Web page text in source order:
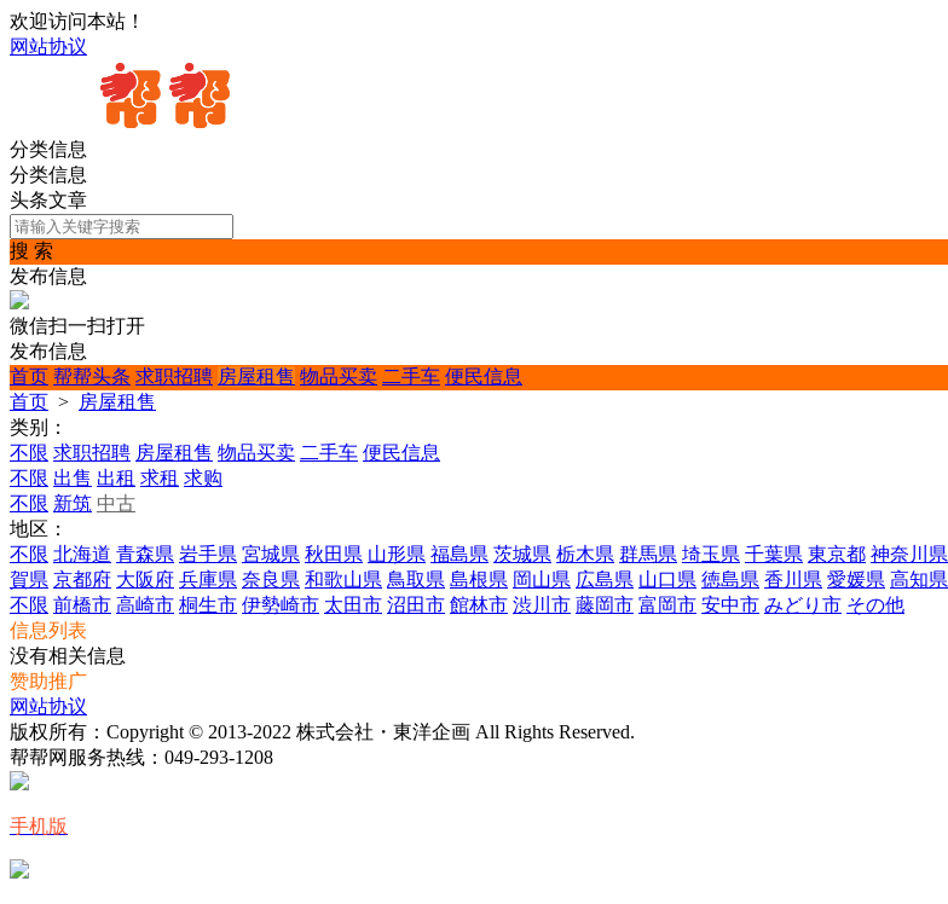
欢迎访问本站！
网站协议
分类信息
分类信息
头条文章
搜 索
发布信息
微信扫一扫打开
发布信息
首页 帮帮头条 求职招聘 房屋租售 物品买卖 二手车 便民信息
首页 > 房屋租售
类别：
不限 求职招聘 房屋租售 物品买卖 二手车 便民信息
不限 出售 出租 求租 求购
不限 新筑 中古
地区：
不限 北海道 青森県 岩手県 宮城県 秋田県 山形県 福島県 茨城県 栃木県 群馬県 埼玉県 千葉県 東京都 神奈川県
賀県 京都府 大阪府 兵庫県 奈良県 和歌山県 鳥取県 島根県 岡山県 広島県 山口県 徳島県 香川県 愛媛県 高知県
不限 前橋市 高崎市 桐生市 伊勢崎市 太田市 沼田市 館林市 渋川市 藤岡市 富岡市 安中市 みどり市 その他
信息列表
没有相关信息
赞助推广
网站协议
版权所有：Copyright © 2013-2022 株式会社・東洋企画 All Rights Reserved.
帮帮网服务热线： 049-293-1208
手机版